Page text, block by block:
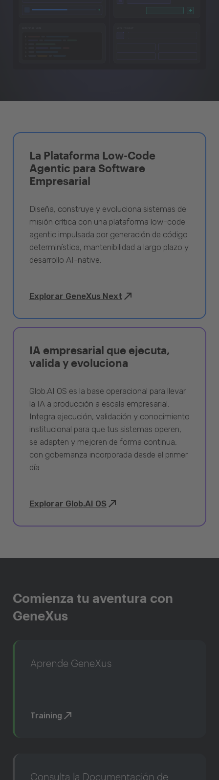
La Plataforma Low-Code
Agentic para Software
Empresarial
Diseña, construye y evoluciona sistemas de
misión crítica con una plataforma low-code
agentic impulsada por generación de código
determinística, mantenibilidad a largo plazo y
desarrollo AI-native.
Explorar GeneXus Next
IA empresarial que ejecuta,
valida y evoluciona
Glob.AI OS es la base operacional para llevar
la IA a producción a escala empresarial.
Integra ejecución, validación y conocimiento
institucional para que tus sistemas operen,
se adapten y mejoren de forma continua,
con gobernanza incorporada desde el primer
día.
Explorar Glob.AI OS
Comienza tu aventura con
GeneXus
Aprende GeneXus
Training
Consulta la Documentación de